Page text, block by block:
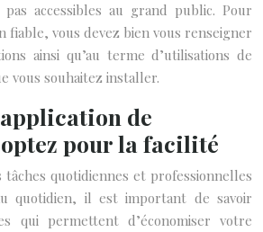
accessibles au grand public. Pour
fiable, vous devez bien vous renseigner
ainsi qu’au terme d’utilisations de
vous souhaitez installer.
de
pour la facilité
tâches quotidiennes et professionnelles
quotidien, il est important de savoir
qui permettent d’économiser votre